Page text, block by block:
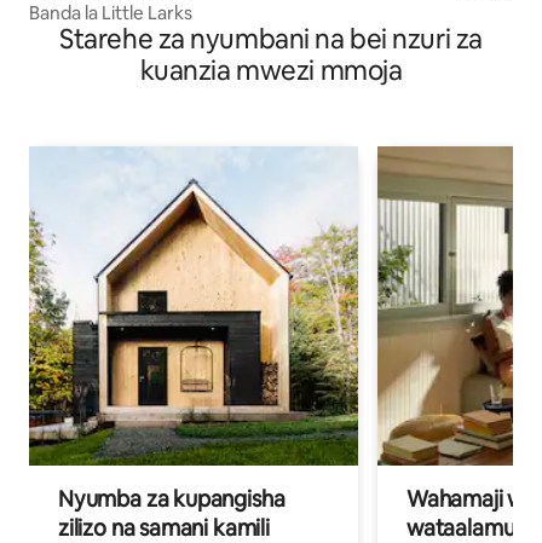
Banda la Little Larks
Starehe za nyumbani na bei nzuri za
kuanzia mwezi mmoja
Nyumba za kupangisha
zilizo na samani kamili
Wahamaji
wataalamu